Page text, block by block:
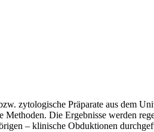
zytologische Präparate aus dem
Die Ergebnisse werden
– klinische Obduktionen